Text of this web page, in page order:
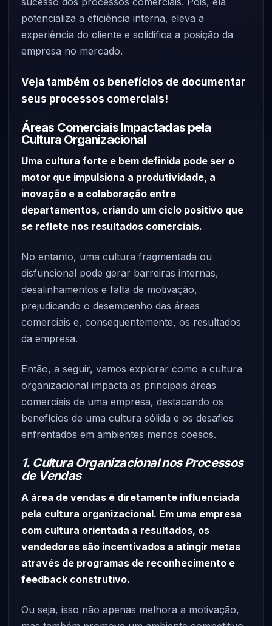
potencializa a eficiência interna, eleva a
experiência do cliente e solidifica a posição da
empresa no mercado.
Veja também os benefícios de documentar
seus processos comerciais!
Áreas Comerciais Impactadas pela
Cultura Organizacional
Uma cultura forte e bem definida pode ser o
motor que impulsiona a produtividade, a
inovação e a colaboração entre
departamentos, criando um ciclo positivo que
se reflete nos resultados comerciais.
No entanto, uma cultura fragmentada ou
disfuncional pode gerar barreiras internas,
desalinhamentos e falta de motivação,
prejudicando o desempenho das áreas
comerciais e, consequentemente, os resultados
da empresa.
Então, a seguir, vamos explorar como a cultura
organizacional impacta as principais áreas
comerciais de uma empresa, destacando os
benefícios de uma cultura sólida e os desafios
enfrentados em ambientes menos coesos.
1. Cultura Organizacional nos Processos
de Vendas
A área de vendas é diretamente influenciada
pela cultura organizacional. Em uma empresa
com cultura orientada a resultados, os
vendedores são incentivados a atingir metas
através de programas de reconhecimento e
feedback construtivo.
Ou seja, isso não apenas melhora a motivação,